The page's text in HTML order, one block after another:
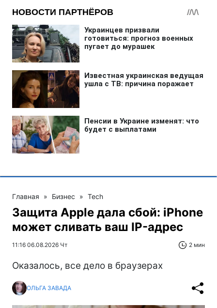
Главная » Бизнес » Tech
Защита Apple дала сбой: iPhone
может сливать ваш IP-адрес
11:16 06.08.2026 Чт 2 мин
Оказалось, все дело в браузерах
ОЛЬГА ЗАВАДА